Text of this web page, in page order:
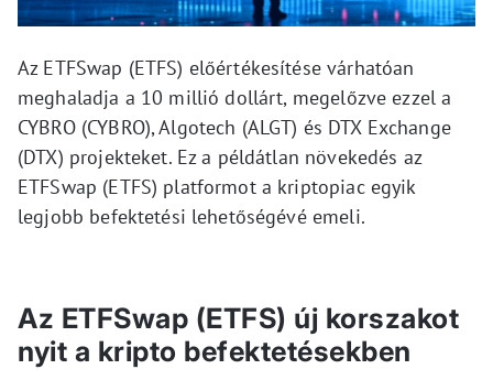
Az ETFSwap (ETFS) előértékesítése várhatóan
meghaladja a 10 millió dollárt, megelőzve ezzel a
CYBRO (CYBRO), Algotech (ALGT) és DTX Exchange
(DTX) projekteket. Ez a példátlan növekedés az
ETFSwap (ETFS) platformot a kriptopiac egyik
legjobb befektetési lehetőségévé emeli.
Az ETFSwap (ETFS) új korszakot
nyit a kripto befektetésekben